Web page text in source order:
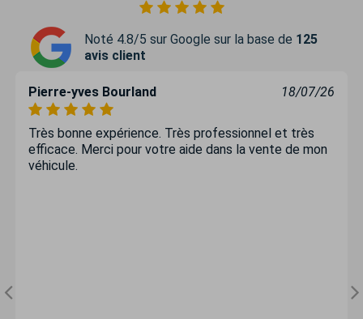
Noté 4.8/5 sur Google sur la base de 125
avis client
Pierre-yves Bourland 18/07/26
Très bonne expérience. Très professionnel et très
efficace. Merci pour votre aide dans la vente de mon
véhicule.